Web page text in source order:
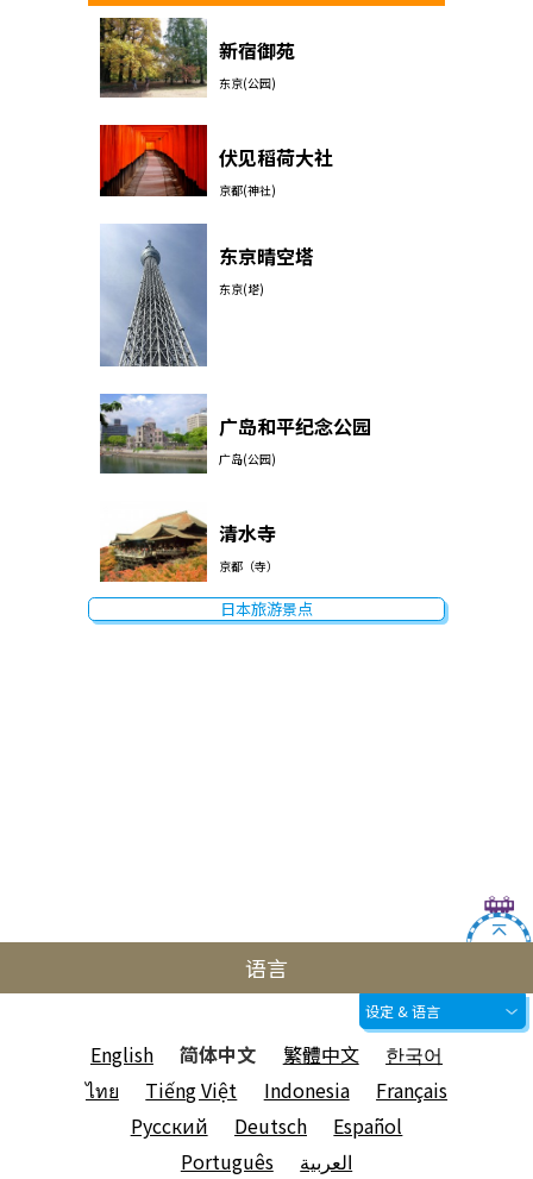
新宿御苑
东京(公园)
伏见稻荷大社
京都(神社)
东京晴空塔
东京(塔)
广岛和平纪念公园
广岛(公园)
清水寺
京都（寺）
日本旅游景点
语言
设定 & 语言
English 简体中文 繁體中文
한국어
ไทย
Tiếng Việt Indonesia
Français
Русский
Deutsch
Español
Português
العربية